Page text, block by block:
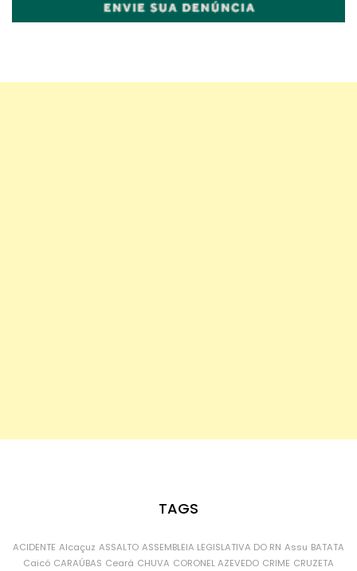
TAGS
ACIDENTE Alcaçuz ASSALTO ASSEMBLEIA LEGISLATIVA DO RN Assu BATATA
Caicó CARAÚBAS Ceará CHUVA CORONEL AZEVEDO CRIME CRUZETA